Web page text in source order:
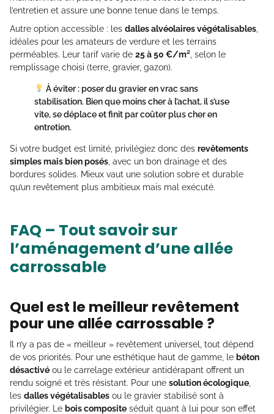
l’entretien et assure une bonne tenue dans le temps.
Autre option accessible : les dalles alvéolaires végétalisables
idéales pour les amateurs de verdure et les terrains
perméables. Leur tarif varie de 25 à 50 €/m² , selon le
remplissage choisi (terre, gravier, gazon).
À éviter : poser du gravier en vrac sans
stabilisation. Bien que moins cher à l’achat, il s’use
vite, se déplace et finit par coûter plus cher en
entretien.
Si votre budget est limité, privilégiez donc des revêtements
simples mais bien posés , avec un bon drainage et des
bordures solides. Mieux vaut une solution sobre et durable
qu’un revêtement plus ambitieux mais mal exécuté.
FAQ – Tout savoir sur
l’aménagement d’une allée
carrossable
Quel est le meilleur revêtement
pour une allée carrossable ?
Il n’y a pas de « meilleur » revêtement universel, tout dépend
de vos priorités. Pour une esthétique haut de gamme, le béton
désactivé ou le carrelage extérieur antidérapant offrent un
rendu soigné et très résistant. Pour une solution écologique
les dalles végétalisables ou le gravier stabilisé sont à
privilégier. Le bois composite séduit quant à lui pour son effet